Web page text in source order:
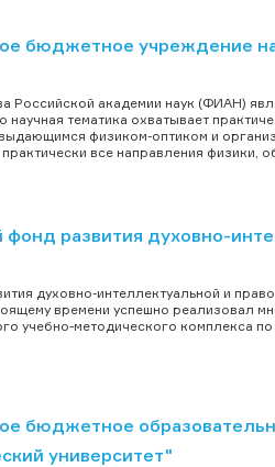
бюджетное учреждение
Российской академии наук (ФИАН)
научная тематика охватывает
физиком-оптиком и
все направления физики,
развития духовно-
духовно-интеллектуальной и
времени успешно реализовал
учебно-методического комплекса
бюджетное
университет"